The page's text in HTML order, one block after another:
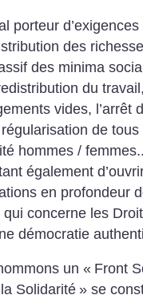
porteur
des
des minima
du
vides, l’arrêt
de tous
hommes /
également
en profondeur
concerne les
démocratie
un « Front
la Solidarité » se